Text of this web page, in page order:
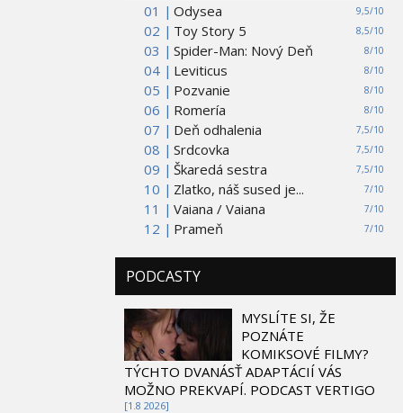
01 | 9,5/10
Odysea
02 |
8,5/10
Toy Story 5
03 |
8/10
Spider-Man: Nový Deň
04 |
8/10
Leviticus
05 |
8/10
Pozvanie
06 |
8/10
Romería
07 |
7,5/10
Deň odhalenia
08 |
7,5/10
Srdcovka
09 |
7,5/10
Škaredá sestra
10 |
7/10
Zlatko, náš sused je...
11 |
7/10
Vaiana / Vaiana
12 |
7/10
Prameň
PODCASTY
MYSLÍTE SI, ŽE
POZNÁTE
KOMIKSOVÉ FILMY?
TÝCHTO DVANÁSŤ ADAPTÁCIÍ VÁS
MOŽNO PREKVAPÍ. PODCAST VERTIGO
[1.8 2026]